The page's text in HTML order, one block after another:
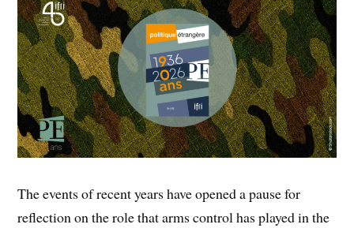
The events of recent years have opened a pause for
reflection on the role that arms control has played in the